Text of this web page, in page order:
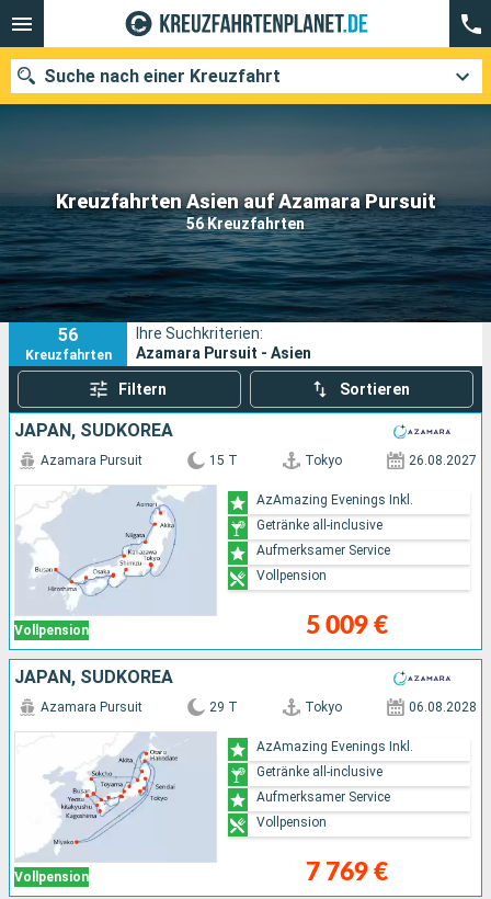
Kreuzfahrten Asien auf Azamara Pursuit
56 Kreuzfahrten
Suche nach einer Kreuzfahrt
Unsere Ziele
Abfahrtsmonat
Häfen Reedereien
Suchen
56
Kreuzfahrten
Ihre Suchkriterien:
Azamara Pursuit - Asien
Filtern Sortieren
JAPAN, SÜDKOREA
Vollpension
Azamara Pursuit 15 T Tokyo 26.08.2027
5 009 €
AzAmazing Evenings Inkl.
Getränke all-inclusive
Aufmerksamer Service
Vollpension
JAPAN, SÜDKOREA
Vollpension
Azamara Pursuit 29 T Tokyo 06.08.2028
7 769 €
AzAmazing Evenings Inkl.
Getränke all-inclusive
Aufmerksamer Service
Vollpension